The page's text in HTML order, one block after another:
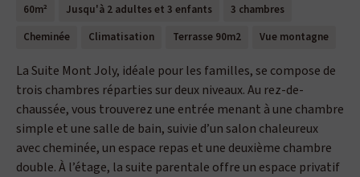
60m² Jusqu'à 2 adultes et 3 enfants
3 chambres
Cheminée
Climatisation Terrasse 90m2 Vue montagne
La Suite Mont Joly, idéale pour les familles, se compose de
trois chambres réparties sur deux niveaux. Au rez-de-
chaussée, vous trouverez une entrée menant à une chambre
simple et une salle de bain, suivie d’un salon chaleureux
avec cheminée, un espace repas et une deuxième chambre
double. À l’étage, la suite parentale offre un espace privatif